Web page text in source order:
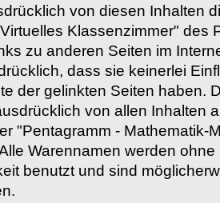
von diesen Inhalten
Klassenzimmer" des
zu anderen Seiten im
dass sie keinerlei
der gelinkten Seiten haben.
von allen Inhalten
"Pentagramm - Mathematik-
Warennamen werden
benutzt und sind